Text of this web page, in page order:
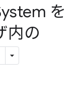
を
内の